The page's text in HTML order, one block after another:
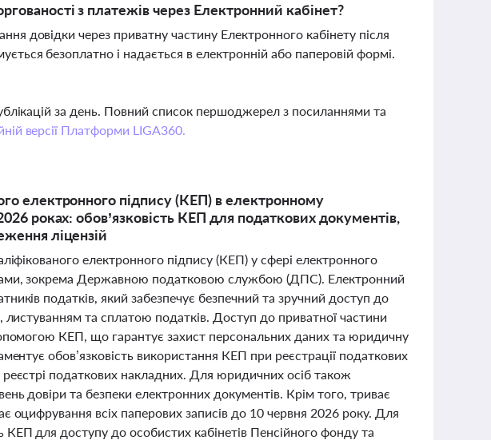
з платежів через Електронний кабінет?
довідки через приватну частину Електронного кабінету після
безоплатно і надається в електронній або паперовій формі.
за день. Повний список першоджерел з посиланнями та
версії Платформи LIGA360.
електронного підпису (КЕП) в електронному
роках: обов’язковість КЕП для податкових документів,
ліцензій
електронного підпису (КЕП) у сфері електронного
зокрема Державною податковою службою (ДПС). Електронний
податків, який забезпечує безпечний та зручний доступ до
та сплатою податків. Доступ до приватної частини
КЕП, що гарантує захист персональних даних та юридичну
обов’язковість використання КЕП при реєстрації податкових
податкових накладних. Для юридичних осіб також
довіри та безпеки електронних документів. Крім того, триває
оцифрування всіх паперових записів до 10 червня 2026 року. Для
для доступу до особистих кабінетів Пенсійного фонду та